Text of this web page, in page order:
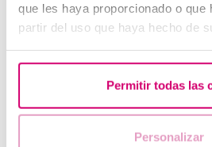
que les haya proporcionado o que
partir del uso que haya hecho de
Permitir todas las
Personalizar
Ich habe eine niedrige
jemand erklären?